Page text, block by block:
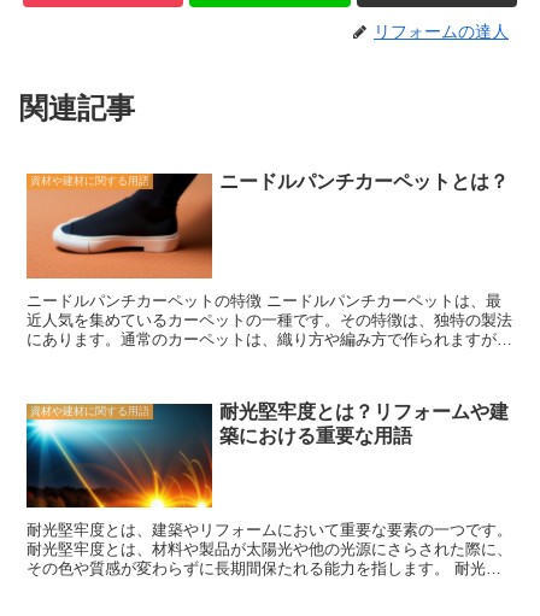
リフォームの達人
関連記事
資材や建材に関する用語 ニードルパンチカーペットとは？
ニードルパンチカーペットの特徴 ニードルパンチカーペットは、最
近人気を集めているカーペットの一種です。その特徴は、独特の製法
にあります。通常のカーペットは、織り方や編み方で作られますが、
夫で耐久性があります。繊維がしっかりと絡み合っているため、引っ
張っても糸が抜けることがありません。そのため、長期間使用しても
ほとんど変形せず、美しい姿を保ち続けることができます。 また、
ニードルパンチカーペットは防音効果や断熱効果にも優れています。
繊維が密に絡み合っているため、音や振動を吸収し、部屋の静かさを
保つことができます。また、冬場には床からの冷気を遮断し、暖かさ
を保つことができます。 さらに、ニードルパンチカーペットはメン
テナンスが簡単です。繊維が密に絡み合っているため、ホコリや汚れ
が付きにくく、掃除機での掃除もスムーズに行うことができます。ま
た、汚れが付いた場合でも、水洗いが可能なため、清潔さを保つこと
資材や建材に関する用語
耐光堅牢度とは？リフォームや建
築における重要な用語
耐光堅牢度とは、建築やリフォームにおいて重要な要素の一つです。
耐光堅牢度とは、材料や製品が太陽光や他の光源にさらされた際に、
その色や質感が変わらずに長期間保たれる能力を指します。 耐光堅